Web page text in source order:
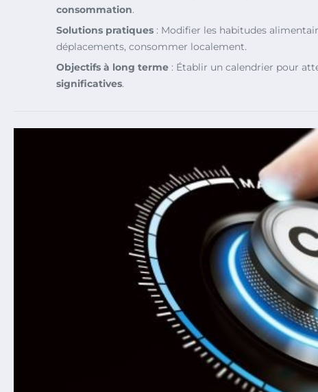
consommation.
Solutions pratiques : Modifier les habitudes
déplacements, consommer localement.
Objectifs à long terme : Établir un calendrier pour
significatives.